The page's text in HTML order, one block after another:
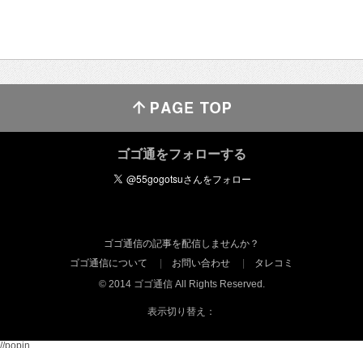
ゴゴ通をフォローする
ゴゴ通信の記事を配信しませんか？
ゴゴ通信について
お問い合わせ
タレコミ
© 2014 ゴゴ通信 All Rights Reserved.
表示切り替え：